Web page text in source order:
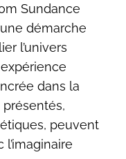
Sundance
une démarche
l’univers
dans la
peuvent